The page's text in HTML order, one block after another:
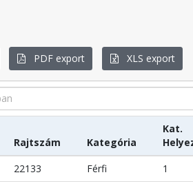
PDF export XLS export
Rajtszám Kategória
Kat.
22133 Férfi
1